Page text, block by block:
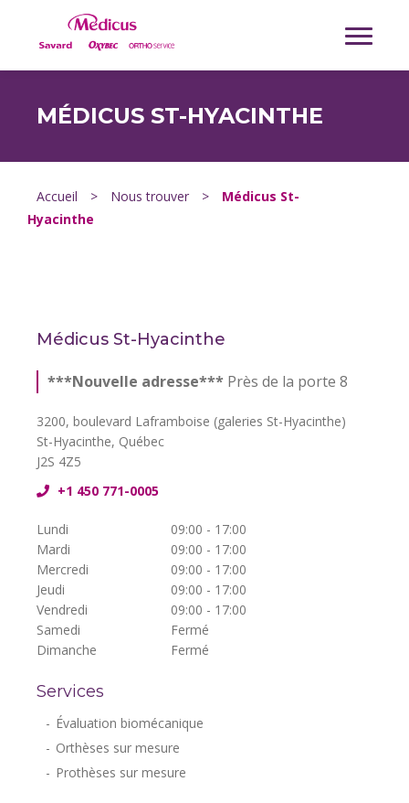
MÉDICUS ST-HYACINTHE
Accueil > Nous trouver >
Médicus St-
Hyacinthe
Médicus St-Hyacinthe
***Nouvelle adresse*** Près de la porte 8
3200, boulevard Laframboise (galeries St-Hyacinthe)
St-Hyacinthe, Québec
J2S 4Z5
+1 450 771-0005
Lundi
09:00 - 17:00
Mardi
09:00 - 17:00
Mercredi
09:00 - 17:00
Jeudi
09:00 - 17:00
Vendredi
09:00 - 17:00
Samedi
Fermé
Dimanche
Fermé
Services
Évaluation biomécanique
Orthèses sur mesure
Prothèses sur mesure